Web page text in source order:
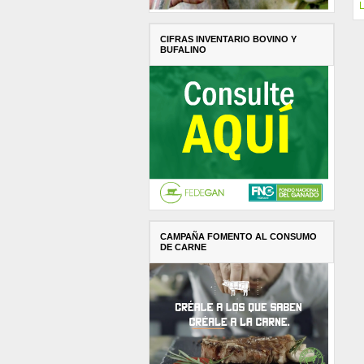
CIFRAS INVENTARIO BOVINO Y
BUFALINO
CAMPAÑA FOMENTO AL CONSUMO
DE CARNE